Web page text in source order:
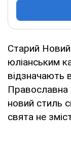
Старий
юліанським
відзначають
Православна
новий стиль
свята не